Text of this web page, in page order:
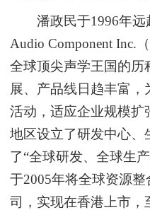
潘政民于1996年远
Audio Component Inc.
全球顶尖声学王国的历
展、产品线日趋丰富
活动，适应企业规模扩
地区设立了研发中心、
了“全球研发、全球生
于2005年将全球资源
司，实现在香港上市，